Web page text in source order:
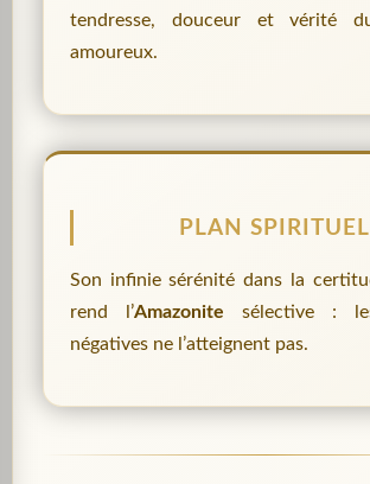
tendresse, douceur et vérité
amoureux.
PLAN SPIRITUEL
Son infinie sérénité dans la
rend l’Amazonite sélective :
négatives ne l’atteignent pas.